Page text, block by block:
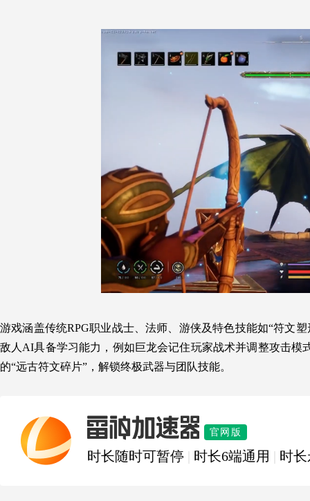
游戏涵盖传统RPG职业战士、法师、游侠及特色技能如“符文
敌人AI具备学习能力，例如巨龙会记住玩家战术并调整攻击
的“远古符文碎片”，解锁终极武器与团队技能。
雷神加速器 官网版
时长随时可暂停 时长6端通用 时